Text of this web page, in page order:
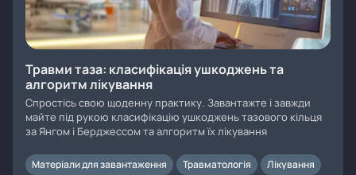
Травми таза: класифікація ушкоджень та
алгоритм лікування
Спростісь свою щоденну практику. Завантажте і завжди
майте під рукою класифікацію ушкоджень тазового кільця
за Янгом і Берджессом та алгоритм їх лікування
Матеріали для завантаження Травматологія
Лікування